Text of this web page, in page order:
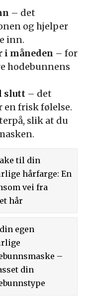
– det
og hjelper
inn.
i måneden – for
hodebunnens
slutt – det
en frisk følelse.
slik at du
til din
hårfarge: En
vei fra
hår
egen
–
din